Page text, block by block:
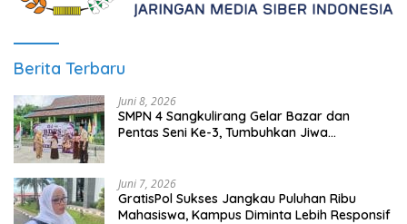
Berita Terbaru
Juni 8, 2026
SMPN 4 Sangkulirang Gelar Bazar dan
Pentas Seni Ke-3, Tumbuhkan Jiwa
Juni 7, 2026
GratisPol Sukses Jangkau Puluhan Ribu
Mahasiswa, Kampus Diminta Lebih Responsif